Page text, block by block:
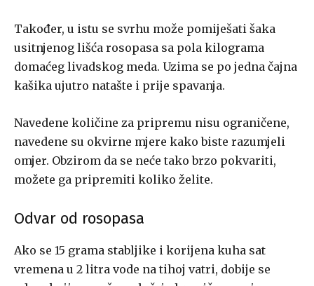
Također, u istu se svrhu može pomiješati šaka
usitnjenog lišća rosopasa sa pola kilograma
domaćeg livadskog meda. Uzima se po jedna čajna
kašika ujutro natašte i prije spavanja.
Navedene količine za pripremu nisu ograničene,
navedene su okvirne mjere kako biste razumjeli
omjer. Obzirom da se neće tako brzo pokvariti,
možete ga pripremiti koliko želite.
Odvar od rosopasa
Ako se 15 grama stabljike i korijena kuha sat
vremena u 2 litra vode na tihoj vatri, dobije se